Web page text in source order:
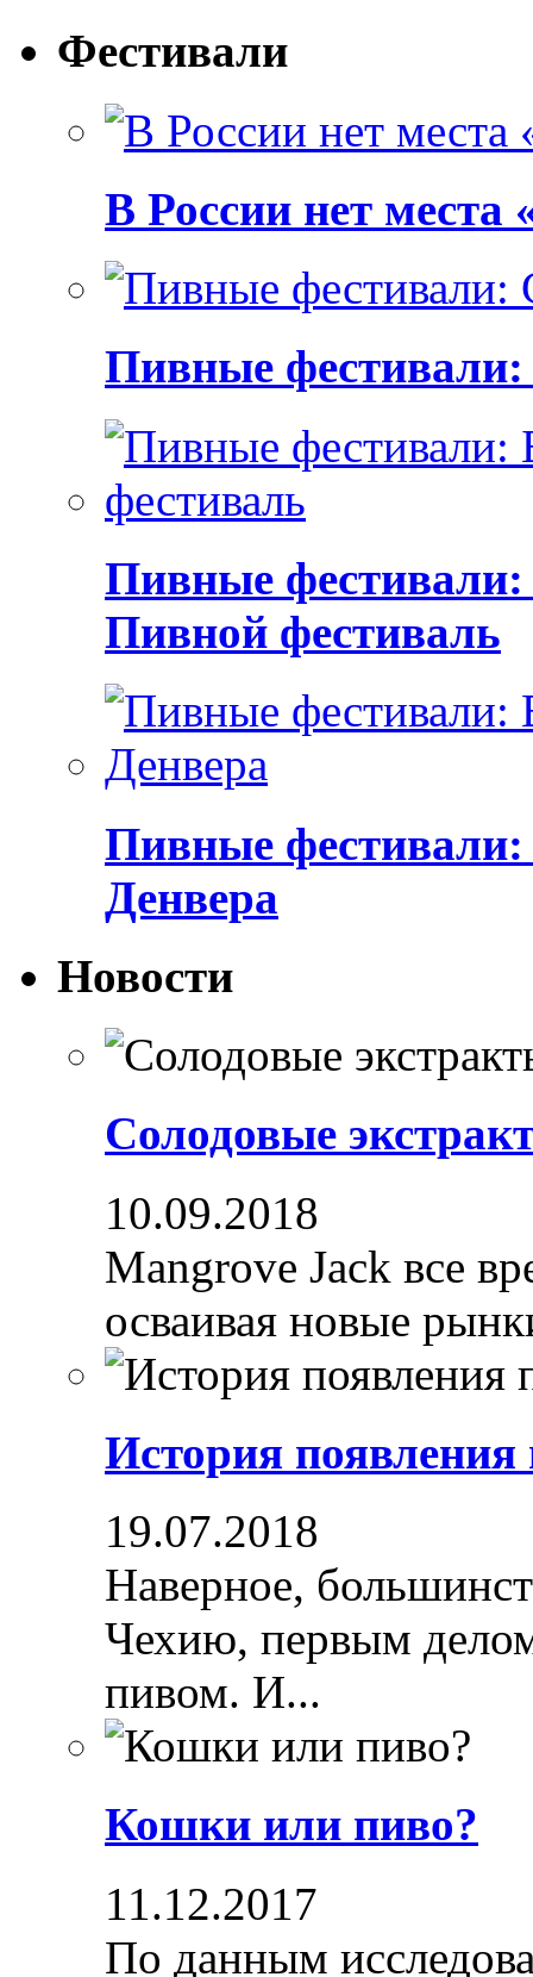
Фестивали
В России нет места
Пивные фестивали:
Пивные
Пивной фестиваль
Пивные фестивали:
Денвера
Новости
Солодовые
10.09.2018
Mangrove Jack все
осваивая новые
История появления
19.07.2018
Наверное,
Чехию, первым
пивом. И...
Кошки или пиво?
11.12.2017
По данным